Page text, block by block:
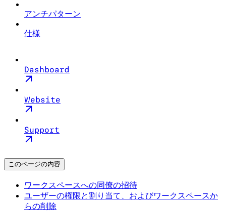
アンチパターン
仕様
Dashboard
Website
Support
このページの内容
ワークスペースへの同僚の招待
ユーザーの権限と割り当て、およびワークスペースか
らの削除